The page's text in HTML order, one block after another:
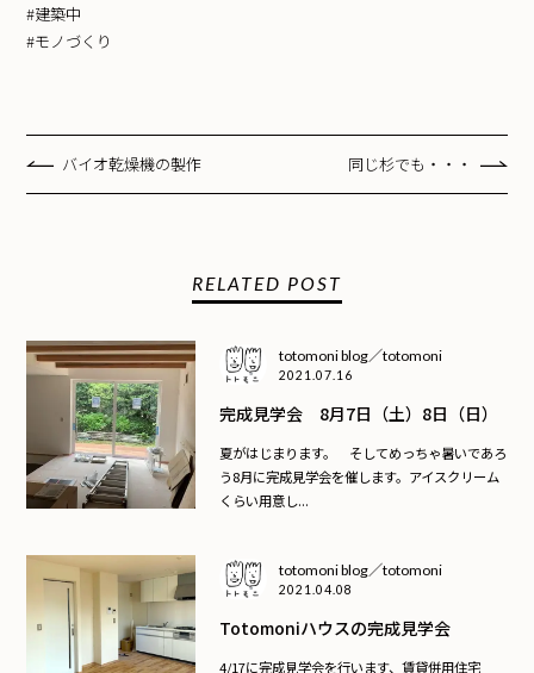
#建築中
#モノづくり
バイオ乾燥機の製作 同じ杉でも・・・
RELATED POST
totomoni blog／totomoni
2021.07.16
完成見学会 8月7日（土）8日（日）
夏がはじまります。 そしてめっちゃ暑いであろ
う8月に完成見学会を催します。アイスクリーム
くらい用意し...
totomoni blog／totomoni
2021.04.08
Totomoniハウスの完成見学会
4/17に完成見学会を行います、賃貸併用住宅